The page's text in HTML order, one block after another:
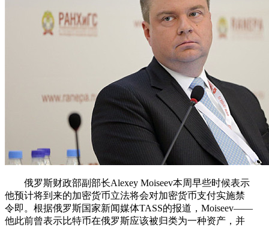
俄罗斯财政部副部长Alexey Moiseev本周早些时候表示
他预计将到来的加密货币立法将会对加密货币支付实施禁
令即。根据俄罗斯国家新闻媒体TASS的报道，Moiseev——
他此前曾表示比特币在俄罗斯应该被归类为一种资产，并